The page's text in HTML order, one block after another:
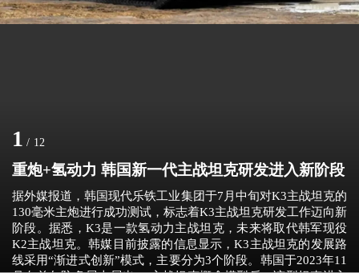
1 / 12
重炮+氢动力 韩国新一代主战坦克研发进入新阶段
据外媒报道，韩国现代乐铁工业集团于7月中旬对K3主战坦克的
130毫米主炮进行成功测试，标志着K3主战坦克研发工作迈向新
阶段。据悉，K3是一款氢动力主战坦克，未来将取代韩军现役
K2主战坦克。韩媒目前披露的信息显示，K3主战坦克的发展路
线采用“渐进式创新”模式，主要分为3个阶段。韩国于2023年11